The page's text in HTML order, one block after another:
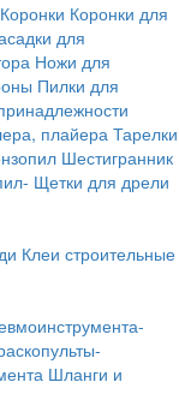
Коронки Коронки для
для
Ножи для
Пилки для
плайера Тарелки
Шестигранник
Щетки для дрели
Клеи строительные
Шланги и